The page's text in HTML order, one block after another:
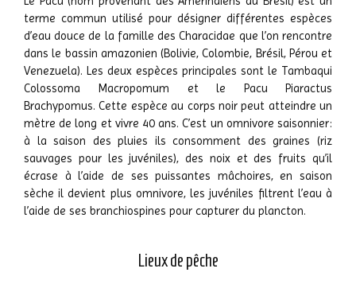
terme commun utilisé pour désigner différentes espèces
d’eau douce de la famille des Characidae que l’on rencontre
dans le bassin amazonien (Bolivie, Colombie, Brésil, Pérou et
Venezuela). Les deux espèces principales sont le Tambaqui
Colossoma Macropomum et le Pacu Piaractus
Brachypomus. Cette espèce au corps noir peut atteindre un
mètre de long et vivre 40 ans. C’est un omnivore saisonnier:
à la saison des pluies ils consomment des graines (riz
sauvages pour les juvéniles), des noix et des fruits qu’il
écrase à l’aide de ses puissantes mâchoires, en saison
sèche il devient plus omnivore, les juvéniles filtrent l’eau à
l’aide de ses branchiospines pour capturer du plancton.
Lieux de pêche